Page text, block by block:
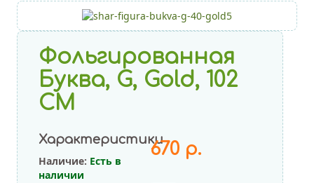
C рисунком
Фольгированная
Буква, G, Gold, 102
СМ
Характеристики
Наличие: Есть в
наличии
670 р.